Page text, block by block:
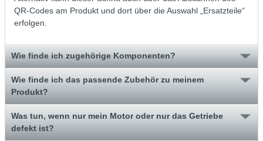
QR-Codes am Produkt und dort über die Auswahl „Ersatzteile“
erfolgen.
Wie finde ich zugehörige Komponenten?
Wie finde ich das passende Zubehör zu meinem
Produkt?
Was tun, wenn nur mein Motor oder nur das Getriebe
defekt ist?